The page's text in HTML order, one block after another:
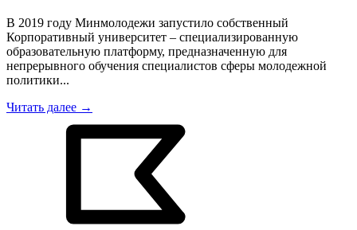
В 2019 году Минмолодежи запустило собственный
Корпоративный университет – специализированную
образовательную платформу, предназначенную для
непрерывного обучения специалистов сферы молодежной
политики...
Читать далее →